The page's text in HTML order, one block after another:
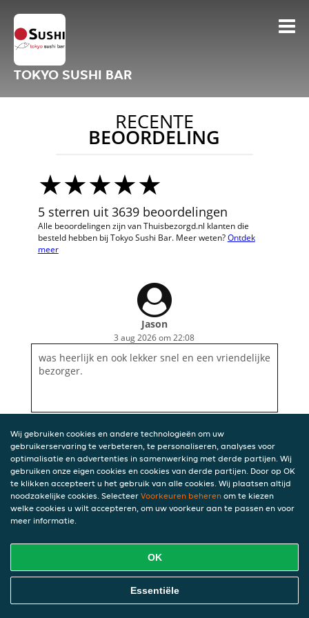
TOKYO SUSHI BAR
RECENTE
BEOORDELING
5 sterren uit 3639 beoordelingen
Alle beoordelingen zijn van Thuisbezorgd.nl klanten die
besteld hebben bij Tokyo Sushi Bar. Meer weten?Ontdek
meer
Jason
3 aug 2026 om 22:08
was heerlijk en ook lekker snel en een vriendelijke
bezorger.
Wij gebruiken cookies en andere technologieën om uw
gebruikerservaring te verbeteren, te personaliseren, analyses voor
optimalisatie en advertenties in samenwerking met derde partijen. Wij
gebruiken onze eigen cookies en cookies van derde partijen. Door op OK
te klikken accepteert u het gebruik van alle cookies. Wij plaatsen altijd
noodzakelijke cookies. Selecteer Voorkeuren beheren om te kiezen
welke cookies u wilt accepteren, om uw voorkeur aan te passen en voor
meer informatie.
OK
Essentiële